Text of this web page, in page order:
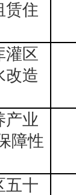
赁住
灌区
改造
产业
障性
五十